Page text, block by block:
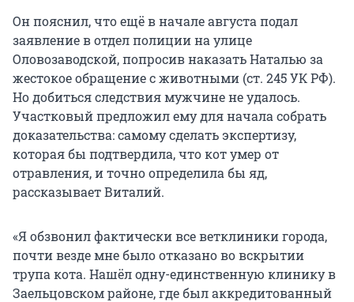
Он пояснил, что ещё в начале августа подал
заявление в отдел полиции на улице
Оловозаводской, попросив наказать Наталью за
жестокое обращение с животными (ст. 245 УК РФ).
Но добиться следствия мужчине не удалось.
Участковый предложил ему для начала собрать
доказательства: самому сделать экспертизу,
которая бы подтвердила, что кот умер от
отравления, и точно определила бы яд,
рассказывает Виталий.
«Я обзвонил фактически все ветклиники города,
почти везде мне было отказано во вскрытии
трупа кота. Нашёл одну-единственную клинику в
Заельцовском районе, где был аккредитованный